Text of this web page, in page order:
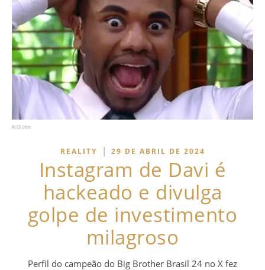
X/Globo
REALITY | 29 DE ABRIL DE 2024
Instagram de Davi é
hackeado e divulga
golpe de investimento
milagroso
Perfil do campeão do Big Brother Brasil 24 no X fez